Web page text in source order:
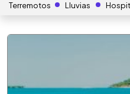
Terremotos Lluvias